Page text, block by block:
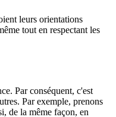
leurs orientations
tout en respectant les
Par conséquent, c'est
Par exemple, prenons
de la même façon, en